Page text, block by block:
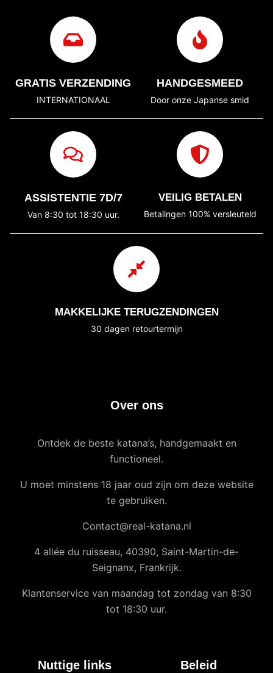
GRATIS VERZENDING
INTERNATIONAAL
HANDGESMEED
Door onze Japanse smid
ASSISTENTIE 7D/7
Van 8:30 tot 18:30 uur.
VEILIG BETALEN
Betalingen 100% versleuteld
MAKKELIJKE TERUGZENDINGEN
30 dagen retourtermijn
Over ons
Ontdek de beste katana’s, handgemaakt en
functioneel.
U moet minstens 18 jaar oud zijn om deze website
te gebruiken.
Contact@real-katana.nl
4 allée du ruisseau, 40390, Saint-Martin-de-
Seignanx, Frankrijk.
Klantenservice van maandag tot zondag van 8:30
tot 18:30 uur.
Nuttige links Beleid